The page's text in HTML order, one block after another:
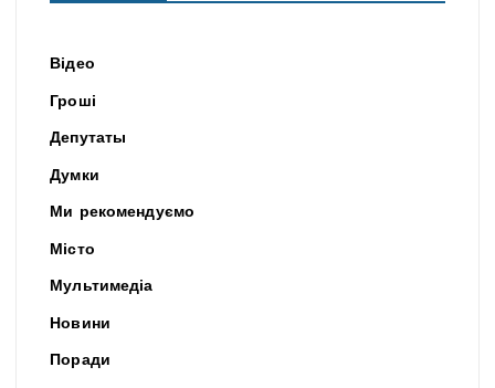
Відео
Гроші
Депутаты
Думки
Ми рекомендуємо
Місто
Мультимедіа
Новини
Поради